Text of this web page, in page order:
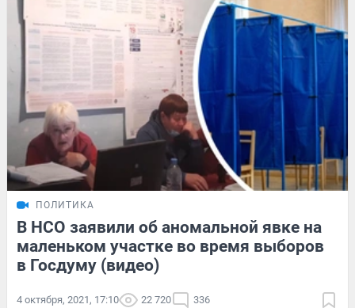
ПОЛИТИКА
В НСО заявили об аномальной явке на
маленьком участке во время выборов
в Госдуму (видео)
4 октября, 2021, 17:10 22 720 336